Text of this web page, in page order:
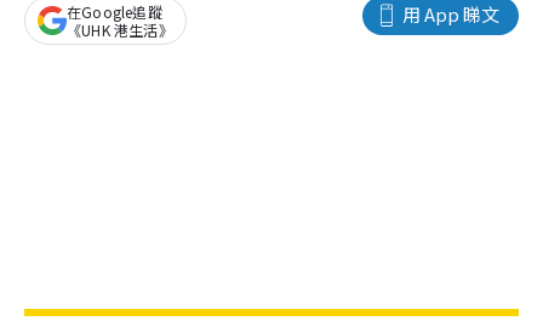
用 App 睇文
在Google追蹤
《UHK 港生活》